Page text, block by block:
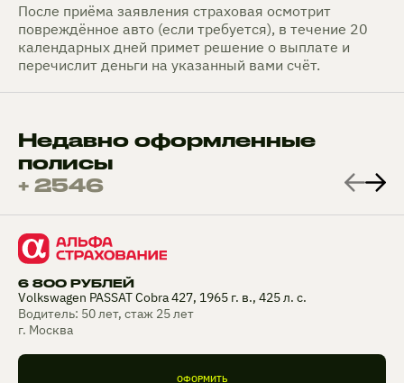
После приёма заявления страховая осмотрит
повреждённое авто (если требуется), в течение 20
календарных дней примет решение о выплате и
перечислит деньги на указанный вами счёт.
Недавно оформленные
полисы
+ 2546
6 800 РУБЛЕЙ
Volkswagen PASSAT Cobra 427, 1965 г. в., 425 л. с.
Водитель: 50 лет, стаж 25 лет
г. Москва
ОФОРМИТЬ